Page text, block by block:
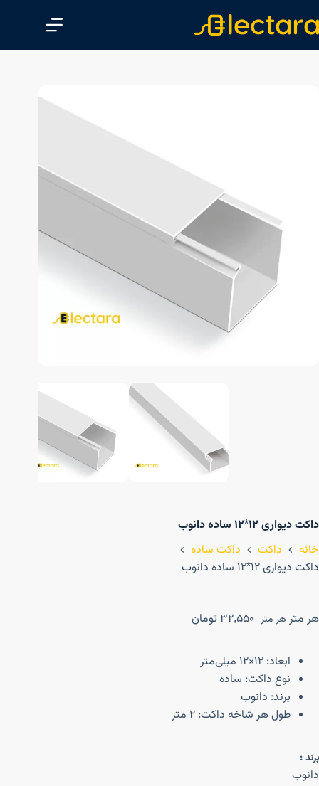
ش
داکت دیواری ۱۲*۱۲ ساده دانوب
خانه
داکت
داکت ساده
داکت دیواری ۱۲*۱۲ ساده دانوب
هر متر هر متر 32,550 تومان
ابعاد: 12×12 میلی‌متر
نوع داکت: ساده
برند: دانوب
طول هر شاخه داکت: 2 متر
برند :
دانوب